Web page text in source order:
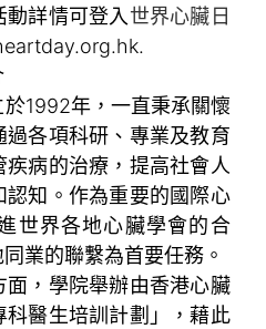
動詳情可登入世界心臟日
1992年，一直秉承關懷
各項科研、專業及教育
病的治療，提高社會人
知。作為重要的國際心
世界各地心臟學會的合
業的聯繫為首要任務。
，學院舉辦由香港心臟
醫生培訓計劃」，藉此